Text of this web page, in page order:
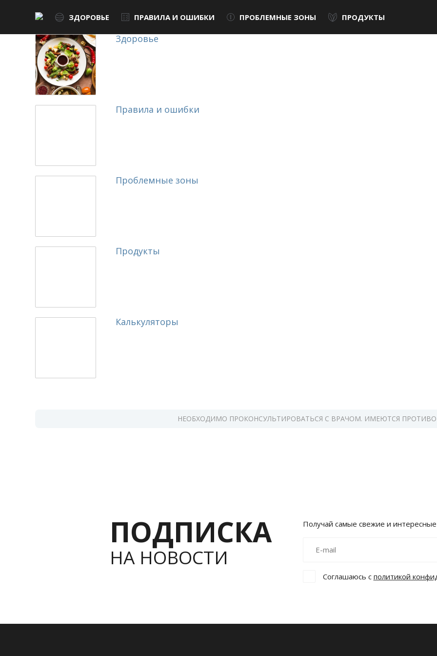
ЗДОРОВЬЕ ПРАВИЛА И ОШИБКИ ПРОБЛЕМНЫЕ ЗОНЫ ПРОДУКТЫ
Здоровье
Правила и ошибки
Проблемные зоны
Продукты
Калькуляторы
НЕОБХОДИМО ПРОКОНСУЛЬТИРОВАТЬСЯ С ВРАЧОМ. ИМЕЮТСЯ
ПОДПИСКА
НА НОВОСТИ
Получай самые свежие и интересные
Соглашаюсь с политикой